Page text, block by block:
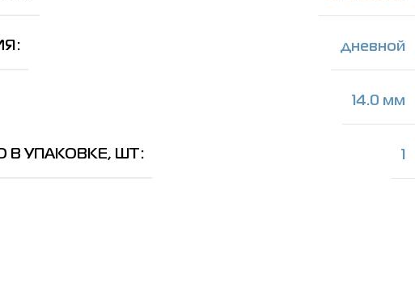
дневной
14.0 мм
В УПАКОВКЕ, ШТ 1